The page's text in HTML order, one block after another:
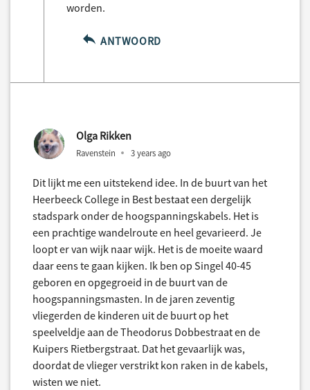
worden.
ANTWOORD
Olga Rikken
Ravenstein 3 years ago
Dit lijkt me een uitstekend idee. In de buurt van het
Heerbeeck College in Best bestaat een dergelijk
stadspark onder de hoogspanningskabels. Het is
een prachtige wandelroute en heel gevarieerd. Je
loopt er van wijk naar wijk. Het is de moeite waard
daar eens te gaan kijken. Ik ben op Singel 40-45
geboren en opgegroeid in de buurt van de
hoogspanningsmasten. In de jaren zeventig
vliegerden de kinderen uit de buurt op het
speelveldje aan de Theodorus Dobbestraat en de
Kuipers Rietbergstraat. Dat het gevaarlijk was,
doordat de vlieger verstrikt kon raken in de kabels,
wisten we niet.